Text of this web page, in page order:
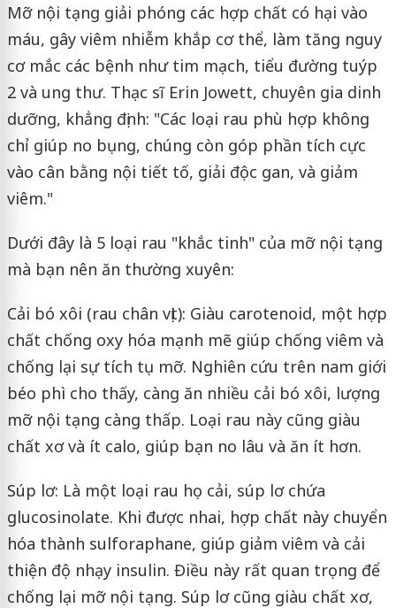
Mỡ nội tạng giải phóng các hợp chất có hại vào
máu, gây viêm nhiễm khắp cơ thể, làm tăng nguy
cơ mắc các bệnh như tim mạch, tiểu đường tuýp
2 và ung thư. Thạc sĩ Erin Jowett, chuyên gia dinh
dưỡng, khẳng định: "Các loại rau phù hợp không
chỉ giúp no bụng, chúng còn góp phần tích cực
vào cân bằng nội tiết tố, giải độc gan, và giảm
viêm."
Dưới đây là 5 loại rau "khắc tinh" của mỡ nội tạng
mà bạn nên ăn thường xuyên:
Cải bó xôi (rau chân vịt): Giàu carotenoid, một hợp
chất chống oxy hóa mạnh mẽ giúp chống viêm và
chống lại sự tích tụ mỡ. Nghiên cứu trên nam giới
béo phì cho thấy, càng ăn nhiều cải bó xôi, lượng
mỡ nội tạng càng thấp. Loại rau này cũng giàu
chất xơ và ít calo, giúp bạn no lâu và ăn ít hơn.
Súp lơ: Là một loại rau họ cải, súp lơ chứa
glucosinolate. Khi được nhai, hợp chất này chuyển
hóa thành sulforaphane, giúp giảm viêm và cải
thiện độ nhạy insulin. Điều này rất quan trọng để
chống lại mỡ nội tạng. Súp lơ cũng giàu chất xơ,